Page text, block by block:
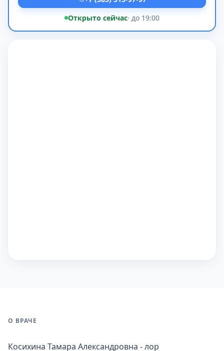
Открыто сейчас· до 19:00
О ВРАЧЕ
Косихина Тамара Александровна - лор